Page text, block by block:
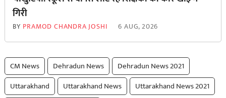
गिरी
BY PRAMOD CHANDRA JOSHI 6 AUG, 2026
CM News Dehradun News
Dehradun News 2021
Uttarakhand
Uttarakhand News
Uttarakhand News 2021